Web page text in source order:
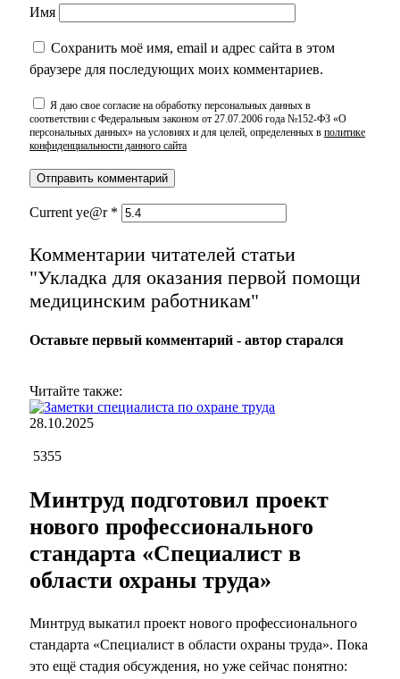
Имя
Сохранить моё имя, email и адрес сайта в этом
браузере для последующих моих комментариев.
Я даю свое согласие на обработку персональных данных в
соответствии с Федеральным законом от 27.07.2006 года №152-ФЗ «О
персональных данных» на условиях и для целей, определенных в политике
конфиденциальности данного сайта
Current ye@r *
Комментарии читателей статьи
"Укладка для оказания первой помощи
медицинским работникам"
Оставьте первый комментарий - автор старался
Читайте также:
28.10.2025
5355
Минтруд подготовил проект
нового профессионального
стандарта «Специалист в
области охраны труда»
Минтруд выкатил проект нового профессионального
стандарта «Специалист в области охраны труда». Пока
это ещё стадия обсуждения, но уже сейчас понятно: